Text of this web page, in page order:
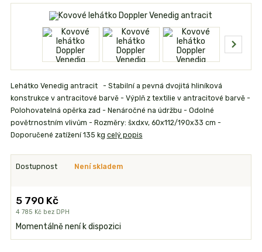
Lehátko Venedig antracit - Stabilní a pevná dvojitá hliníková
konstrukce v antracitové barvě - Výplň z textilie v antracitové barvě -
Polohovatelná opěrka zad - Nenáročné na údržbu - Odolné
povětrnostním vlivům - Rozměry: šxdxv, 60x112/190x33 cm -
Doporučené zatížení 135 kg celý popis
Dostupnost Není skladem
5 790 Kč
4 785 Kč bez DPH
Momentálně není k dispozici